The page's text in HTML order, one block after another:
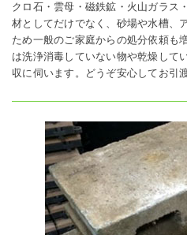
クロ石・雲母・磁鉄鉱・火山ガラス
材としてだけでなく、砂場や水槽、
ため一般のご家庭からの処分依頼も
は洗浄消毒していない物や乾燥して
収に伺います。どうぞ安心してお引